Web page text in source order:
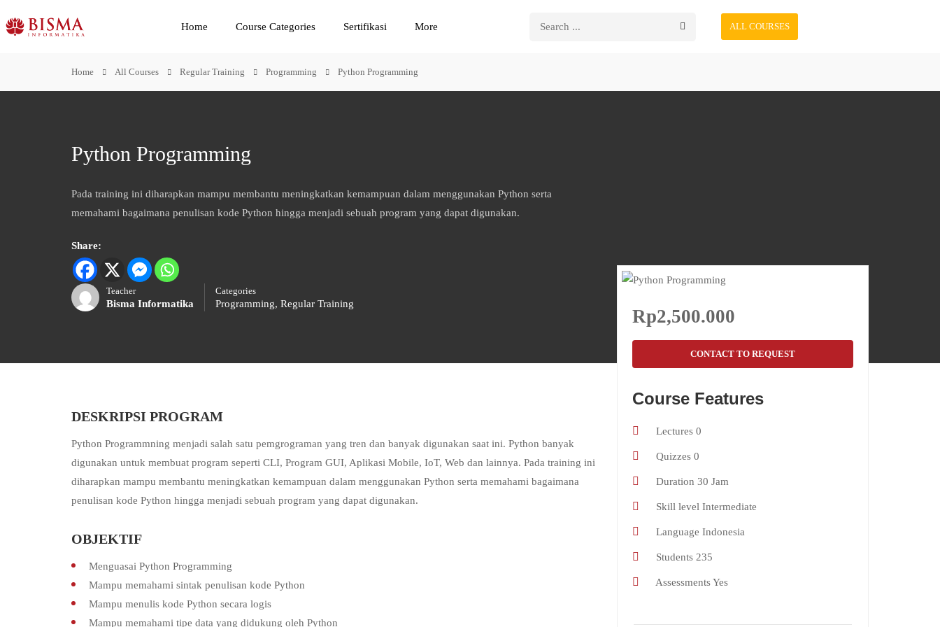
Home Course Categories Sertifikasi More ALL COURSES
Home All Courses Regular Training Programming Python Programming
Python Programming
Pada training ini diharapkan mampu membantu meningkatkan kemampuan dalam menggunakan Python serta
memahami bagaimana penulisan kode Python hingga menjadi sebuah program yang dapat digunakan.
Share:
Teacher
Bisma Informatika
Categories
Programming, Regular Training
DESKRIPSI PROGRAM
Python Programmning menjadi salah satu pemgrograman yang tren dan banyak digunakan saat ini. Python banyak
digunakan untuk membuat program seperti CLI, Program GUI, Aplikasi Mobile, IoT, Web dan lainnya. Pada training ini
diharapkan mampu membantu meningkatkan kemampuan dalam menggunakan Python serta memahami bagaimana
penulisan kode Python hingga menjadi sebuah program yang dapat digunakan.
OBJEKTIF
Menguasai Python Programming
Mampu memahami sintak penulisan kode Python
Mampu menulis kode Python secara logis
Mampu memahami tipe data yang didukung oleh Python
Rp2,500.000
CONTACT TO REQUEST
Course Features
Lectures 0
Quizzes 0
Duration 30 Jam
Skill level Intermediate
Language Indonesia
Students 235
Assessments Yes